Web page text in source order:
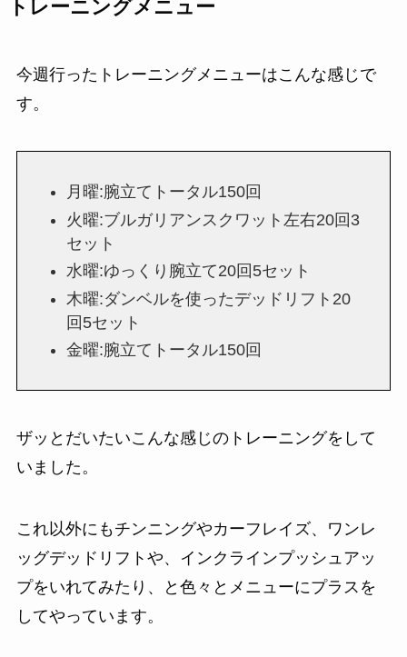
トレーニングメニュー
今週行ったトレーニングメニューはこんな感じで
す。
月曜:腕立てトータル150回
火曜:ブルガリアンスクワット左右20回3
セット
水曜:ゆっくり腕立て20回5セット
木曜:ダンベルを使ったデッドリフト20
回5セット
金曜:腕立てトータル150回
ザッとだいたいこんな感じのトレーニングをして
いました。
これ以外にもチンニングやカーフレイズ、ワンレ
ッグデッドリフトや、インクラインプッシュアッ
プをいれてみたり、と色々とメニューにプラスを
してやっています。